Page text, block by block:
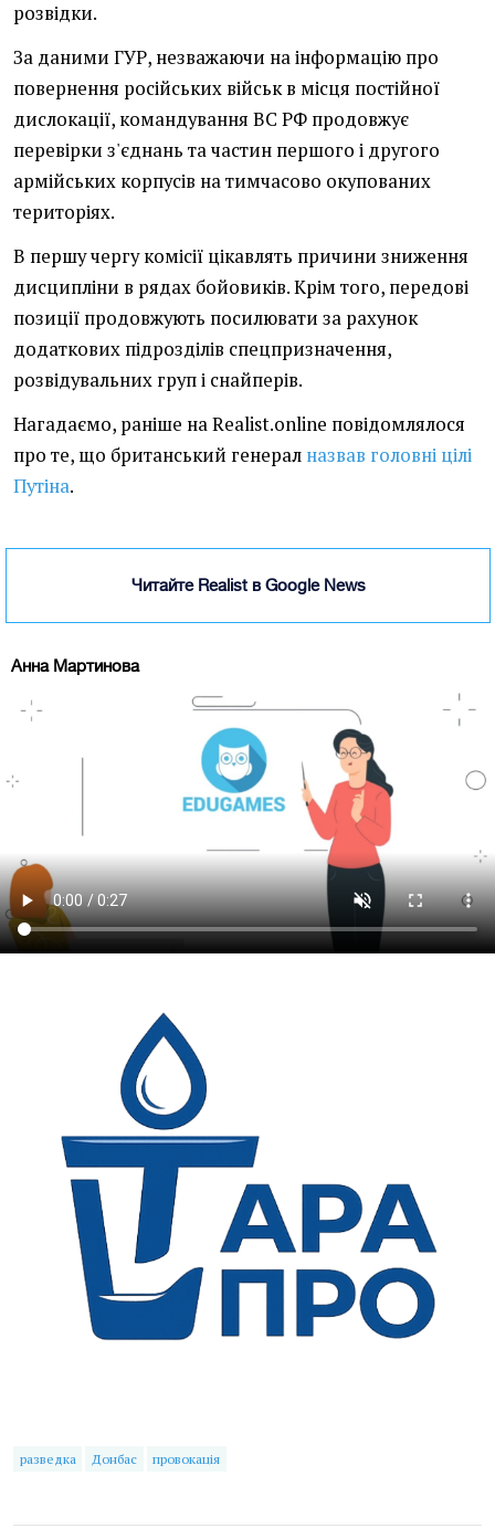
розвідки.
За даними ГУР, незважаючи на інформацію про
повернення російських військ в місця постійної
дислокації, командування ВС РФ продовжує
перевірки з'єднань та частин першого і другого
армійських корпусів на тимчасово окупованих
територіях.
В першу чергу комісії цікавлять причини зниження
дисципліни в рядах бойовиків. Крім того, передові
позиції продовжують посилювати за рахунок
додаткових підрозділів спецпризначення,
розвідувальних груп і снайперів.
Нагадаємо, раніше на Realist.online повідомлялося
про те, що британський генерал назвав головні цілі
Путіна.
Читайте Realist в Google News
Анна Мартинова
разведка Донбас провокація